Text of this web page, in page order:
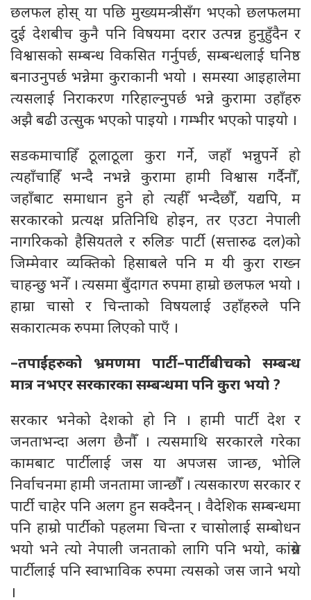
छलफल होस् या पछि मुख्यमन्त्रीसँग भएको छलफलमा
दुई देशबीच कुनै पनि विषयमा दरार उत्पन्न हुनुहुँदैन र
विश्वासको सम्बन्ध विकसित गर्नुपर्छ, सम्बन्धलाई घनिष्ठ
बनाउनुपर्छ भन्नेमा कुराकानी भयो । समस्या आइहालेमा
त्यसलाई निराकरण गरिहाल्नुपर्छ भन्ने कुरामा उहाँहरु
अझै बढी उत्सुक भएको पाइयो । गम्भीर भएको पाइयो ।
सडकमाचाहिँ ठूलाठूला कुरा गर्ने, जहाँ भन्नुपर्ने हो
त्यहाँचाहिँ भन्दै नभन्ने कुरामा हामी विश्वास गर्दैनौँ,
जहाँबाट समाधान हुने हो त्यहीँ भन्दैछौँ, यद्यपि, म
सरकारको प्रत्यक्ष प्रतिनिधि होइन, तर एउटा नेपाली
नागरिकको हैसियतले र रुलिङ पार्टी (सत्तारुढ दल)को
जिम्मेवार व्यक्तिको हिसाबले पनि म यी कुरा राख्न
चाहन्छु भनेँ । त्यसमा बुँदागत रुपमा हाम्रो छलफल भयो ।
हाम्रा चासो र चिन्ताको विषयलाई उहाँहरुले पनि
सकारात्मक रुपमा लिएको पाएँ ।
–तपाईंहरुको भ्रमणमा पार्टी–पार्टीबीचको सम्बन्ध
मात्र नभएर सरकारका सम्बन्धमा पनि कुरा भयो ?
सरकार भनेको देशको हो नि । हामी पार्टी देश र
जनताभन्दा अलग छैनौँ । त्यसमाथि सरकारले गरेका
कामबाट पार्टीलाई जस या अपजस जान्छ, भोलि
निर्वाचनमा हामी जनतामा जान्छौँ । त्यसकारण सरकार र
पार्टी चाहेर पनि अलग हुन सक्दैनन् । वैदेशिक सम्बन्धमा
पनि हाम्रो पार्टीको पहलमा चिन्ता र चासोलाई सम्बोधन
भयो भने त्यो नेपाली जनताको लागि पनि भयो, कांग्रेस
पार्टीलाई पनि स्वाभाविक रुपमा त्यसको जस जाने भयो
।